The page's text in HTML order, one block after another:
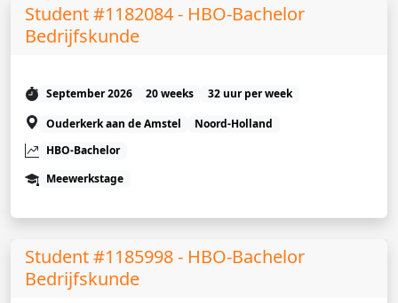
Student #1182084 - HBO-Bachelor
Bedrijfskunde
September 2026 20 weeks
32 uur per week
Ouderkerk aan de Amstel
Noord-Holland
HBO-Bachelor
Meewerkstage
Student #1185998 - HBO-Bachelor
Bedrijfskunde